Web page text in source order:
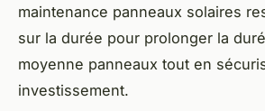
maintenance panneaux solaires
sur la durée pour prolonger la
moyenne panneaux tout en
investissement.